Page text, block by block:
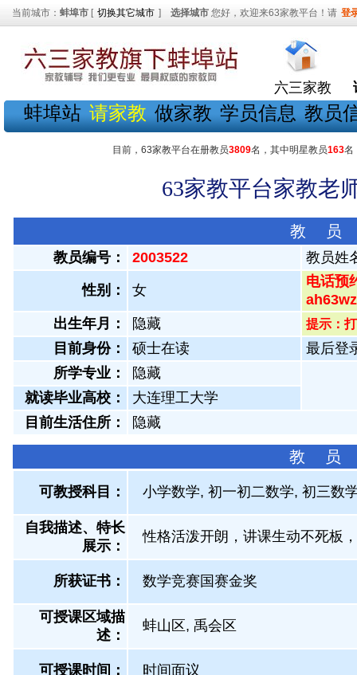
当前城市： 蚌埠市 [ 切换其它城市 ] 选择城市 您好，欢迎来63家教平台！请 登
六三家教
蚌埠站 请家教 做家教 学员信息 教员
目前，63家教平台在册教员3809名，其中明星教员163名
63家教平台家教老
教 员
教员编号： 2003522 教员姓
性别： 女
电话预
出生年月：
隐藏 提示：
目前身份： 硕士在读
最后登
所学专业：
隐藏
就读毕业高校：
大连理工大学
目前生活住所：
隐藏
教 员
可教授科目： 小学数学, 初一初二数学, 初三数
自我描述、特长
展示 ：
性格活泼开朗，讲课生动不死板
所获证书 ： 数学竞赛国赛金奖
可授课区域描
述：
蚌山区, 禹会区
可授课时间： 时间面议